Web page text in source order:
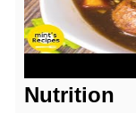
Nutrition